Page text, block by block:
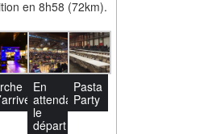
en 8h58 (72km).
En
attendant
le
départ
Pasta
Party